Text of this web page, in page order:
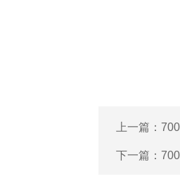
上一篇：
下一篇：